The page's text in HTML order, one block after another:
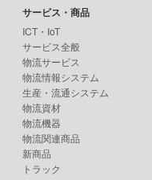
サービス・商品
ICT・IoT
サービス全般
物流サービス
物流情報システム
生産・流通システム
物流資材
物流機器
物流関連商品
新商品
トラック